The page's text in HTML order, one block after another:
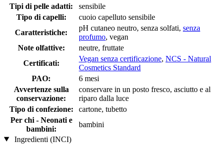
Tipi di pelle adatti:
sensibile
Tipo di capelli:
cuoio capelluto sensibile
Caratteristiche:
pH cutaneo neutro, senza solfati, senza
profumo, vegan
Note olfattive:
neutre, fruttate
Certificati:
Vegan senza certificazione, NCS - Natural
Cosmetics Standard
PAO:
6 mesi
Avvertenze sulla
conservazione:
conservare in un posto fresco, asciutto e al
riparo dalla luce
Tipo di confezione:
cartone, tubetto
Per chi - Neonati e
bambini:
bambini
Ingredienti (INCI)